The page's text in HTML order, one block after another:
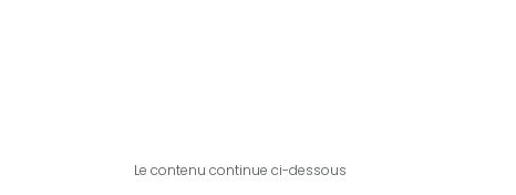
Le contenu continue ci-dessous